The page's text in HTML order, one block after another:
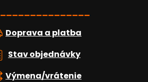
Doprava a platba
Stav objednávky
Výmena/vrátenie